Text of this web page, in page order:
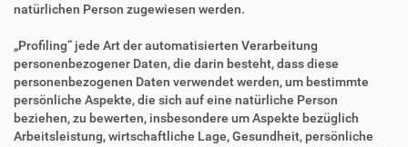
natürlichen Person zugewiesen werden.
„Profiling“ jede Art der automatisierten Verarbeitung
personenbezogener Daten, die darin besteht, dass diese
personenbezogenen Daten verwendet werden, um bestimmte
persönliche Aspekte, die sich auf eine natürliche Person
beziehen, zu bewerten, insbesondere um Aspekte bezüglich
Arbeitsleistung, wirtschaftliche Lage, Gesundheit, persönliche